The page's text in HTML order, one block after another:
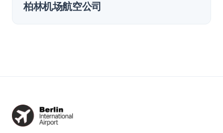
柏林机场航空公司